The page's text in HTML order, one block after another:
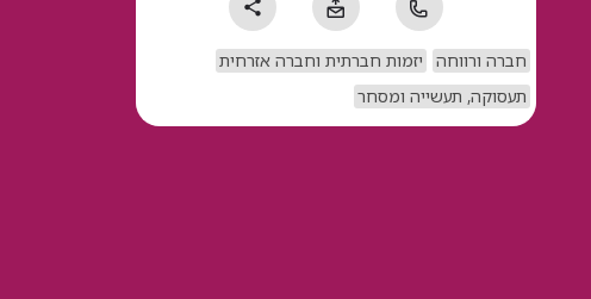
חברה ורווחה
יזמות חברתית וחברה אזרחית
תעסוקה, תעשייה ומסחר